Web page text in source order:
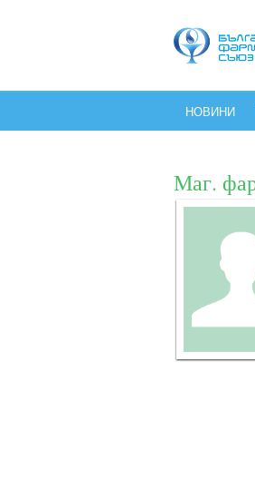
НОВИНИ
Маг.